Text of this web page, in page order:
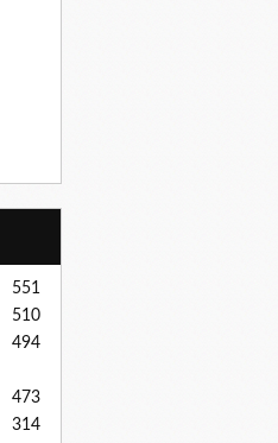
551
510
494
473
314